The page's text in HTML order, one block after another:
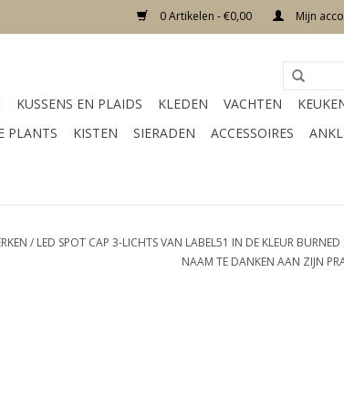
0 Artikelen - €0,00 Mijn
KUSSENS EN PLAIDS KLEDEN VACHTEN
PLANTS KISTEN SIERADEN ACCESSOIRES
/ LED SPOT CAP 3-LICHTS VAN LABEL51 IN DE KLEUR BURNED
NAAM TE DANKEN AAN ZIJN